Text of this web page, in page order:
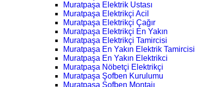
Muratpaşa Elektrik Ustası
Muratpaşa Elektrikçi Acil
Muratpaşa Elektrikçi Çağır
Muratpaşa Elektrikçi En Yakın
Muratpaşa Elektrikçi Tamircisi
Muratpaşa En Yakın Elektrik Tamircisi
Muratpaşa En Yakın Elektrikci
Muratpaşa Nöbetçi Elektrikçi
Muratpaşa Şofben Kurulumu
Muratpaşa Şofben Montajı